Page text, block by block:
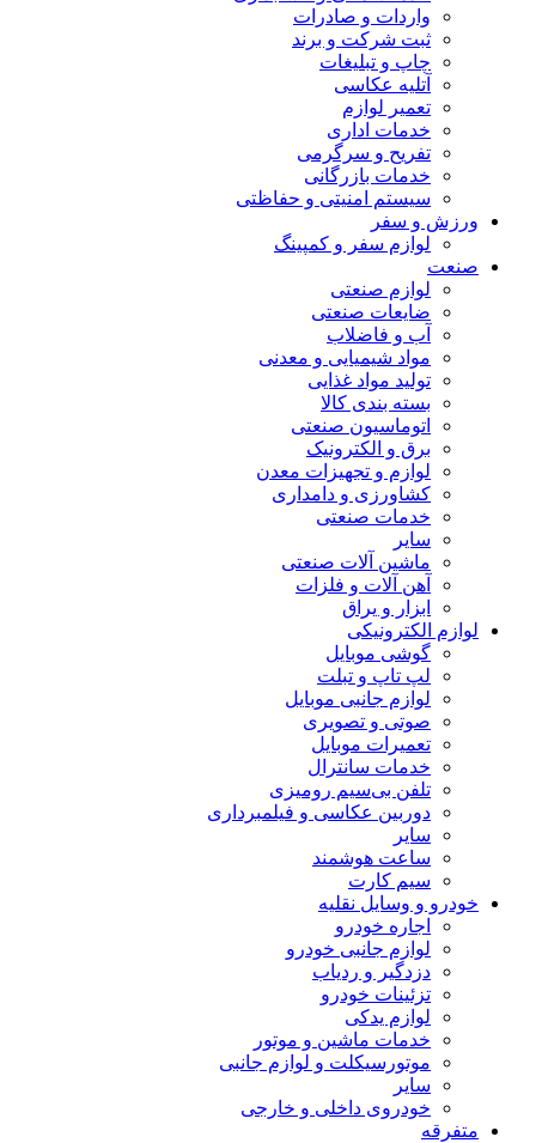
واردات و صادرات
ثبت شرکت و برند
چاپ و تبلیغات
آتلیه عکاسی
تعمیر لوازم
خدمات اداری
تفریح و سرگرمی
خدمات بازرگانی
سیستم امنیتی و حفاظتی
ورزش و سفر
لوازم سفر و کمپینگ
صنعت
لوازم صنعتی
ضایعات صنعتی
آب و فاضلاب
مواد شیمیایی و معدنی
تولید مواد غذایی
بسته بندی کالا
اتوماسیون صنعتی
برق و الکترونیک
لوازم و تجهیزات معدن
کشاورزی و دامداری
خدمات صنعتی
سایر
ماشین آلات صنعتی
آهن آلات و فلزات
ابزار و یراق
لوازم الکترونیکی
گوشی موبایل
لپ تاپ و تبلت
لوازم جانبی موبایل
صوتی و تصویری
تعمیرات موبایل
خدمات سانترال
تلفن بی‌سیم رومیزی
دوربین عکاسی و فیلمبرداری
سایر
ساعت هوشمند
سیم کارت
خودرو و وسایل نقلیه
اجاره خودرو
لوازم جانبی خودرو
دزدگیر و ردیاب
تزئینات خودرو
لوازم یدکی
خدمات ماشین و موتور
موتورسیکلت و لوازم جانبی
سایر
خودروی داخلی و خارجی
متفرقه